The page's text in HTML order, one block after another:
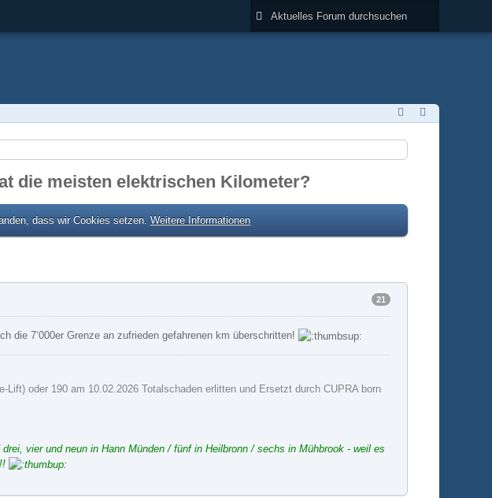
die meisten elektrischen Kilometer?
dass wir Cookies setzen.Weitere Informationen
21
die 7‘000er Grenze an zufrieden gefahrenen km überschritten!
Lift) oder 190 am 10.02.2026 Totalschaden erlitten und Ersetzt durch CUPRA born
vier und neun in Hann Münden / fünf in Heilbronn / sechs in Mühbrook - weil es